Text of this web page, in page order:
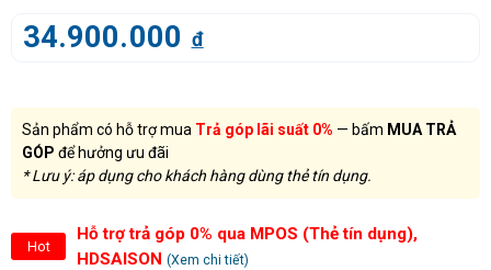
34.900.000 đ
Sản phẩm có hỗ trợ mua Trả góp lãi suất 0% — bấm MUA TRẢ
GÓP để hưởng ưu đãi
* Lưu ý: áp dụng cho khách hàng dùng thẻ tín dụng.
Hot
Hỗ trợ trả góp 0% qua MPOS (Thẻ tín dụng),
HDSAISON (Xem chi tiết)